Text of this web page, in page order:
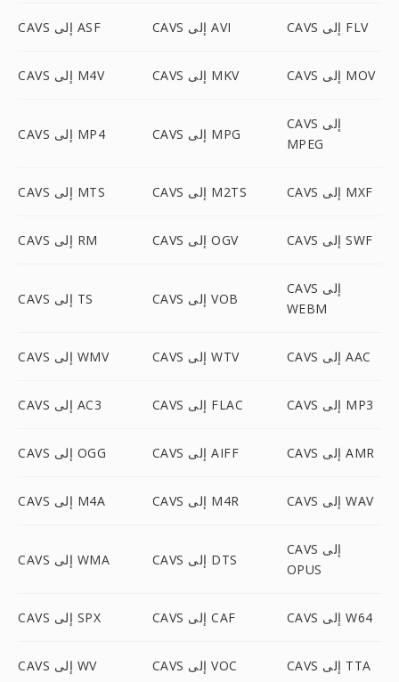
CAVS إلى ASF CAVS إلى AVI CAVS إلى FLV
CAVS إلى M4V CAVS إلى MKV CAVS إلى MOV
CAVS إلى MP4 CAVS إلى MPG
CAVS إلى
MPEG
CAVS إلى MTS CAVS إلى M2TS CAVS إلى MXF
CAVS إلى RM CAVS إلى OGV CAVS إلى SWF
CAVS إلى TS CAVS إلى VOB
CAVS إلى
WEBM
CAVS إلى WMV CAVS إلى WTV CAVS إلى AAC
CAVS إلى AC3 CAVS إلى FLAC CAVS إلى MP3
CAVS إلى OGG CAVS إلى AIFF CAVS إلى AMR
CAVS إلى M4A CAVS إلى M4R CAVS إلى WAV
CAVS إلى WMA CAVS إلى DTS
CAVS إلى
OPUS
CAVS إلى SPX CAVS إلى CAF CAVS إلى W64
CAVS إلى WV CAVS إلى VOC CAVS إلى TTA